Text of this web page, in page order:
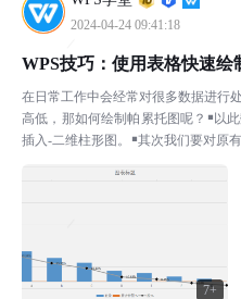
2024-04-24 09:41:18
7+
WPS技巧：使用表格快速绘
在日常工作中会经常对很多数据进行
高低，那如何绘制帕累托图呢？￭以
插入-二维柱形图。￭其次我们要对原